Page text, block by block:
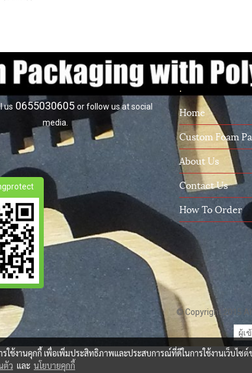
us 0655030605 or follow us at social
media.
.
Home
Custom Foam
About Us
Contact Us
How To Order
© Copyright 2015
ผู้เ
รใช้งานคุกกี้ เพื่อเพิ่มประสิทธิภาพและประสบการณ์ที่ดีในการใช้งานเว็บไซ
ตัว และ นโยบายคุกกี้